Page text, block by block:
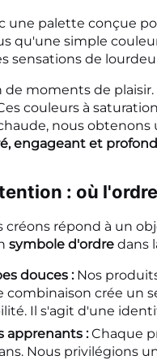
une palette conçue
qu'une simple
sensations de
de moments de
couleurs à
nous obtenons
engageant et
: où
répond à un
symbole d'ordre dans
douces : Nos
combinaison crée un
Il s'agit d'une
apprenants :Chaque
Nous